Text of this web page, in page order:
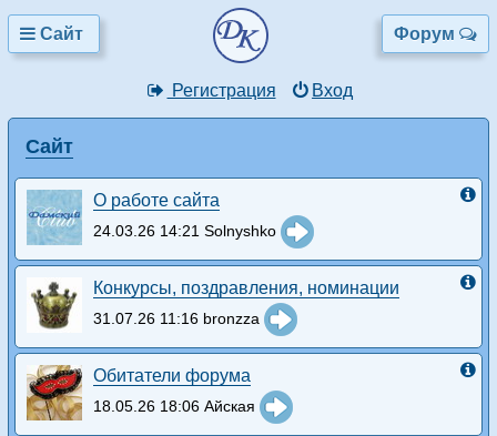
Сайт Форум
Регистрация Вход
Сайт
О работе сайта
24.03.26 14:21 Solnyshko
Конкурсы, поздравления, номинации
31.07.26 11:16 bronzza
Обитатели форума
18.05.26 18:06 Айская